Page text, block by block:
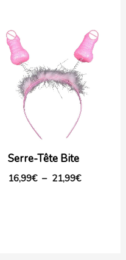
Serre-Tête Bite
16,99€ – 21,99€
Plage
de
prix :
16,99€
à
21,99€